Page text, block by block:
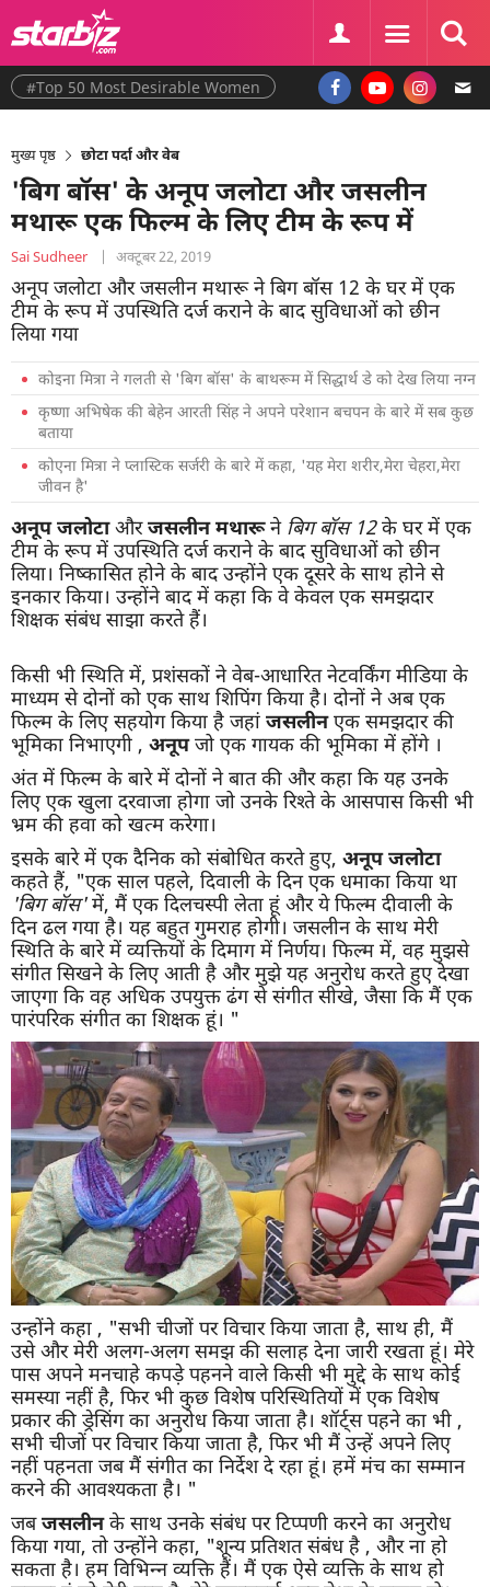
#Top 50 Most Desirable Women
मुख्य पृष्ठ छोटा पर्दा और वेब
'बिग बॉस' के अनूप जलोटा और जसलीन
मथारू एक फिल्म के लिए टीम के रूप में
Sai Sudheer | अक्टूबर 22, 2019
अनूप जलोटा और जसलीन मथारू ने बिग बॉस 12 के घर में एक
टीम के रूप में उपस्थिति दर्ज कराने के बाद सुविधाओं को छीन
लिया गया
कोइना मित्रा ने गलती से 'बिग बॉस' के बाथरूम में सिद्धार्थ डे को देख लिया नग्न
कृष्णा अभिषेक की बेहेन आरती सिंह ने अपने परेशान बचपन के बारे में सब कुछ
बताया
कोएना मित्रा ने प्लास्टिक सर्जरी के बारे में कहा, 'यह मेरा शरीर,मेरा चेहरा,मेरा
जीवन है'
अनूप जलोटाऔरजसलीन मथारूने बिग बॉस 12के घर में एक
टीम के रूप में उपस्थिति दर्ज कराने के बाद सुविधाओं को छीन
लिया। निष्कासित होने के बाद उन्होंने एक दूसरे के साथ होने से
इनकार किया। उन्होंने बाद में कहा कि वे केवल एक समझदार
शिक्षक संबंध साझा करते हैं।
किसी भी स्थिति में, प्रशंसकों ने वेब-आधारित नेटवर्किंग मीडिया के
माध्यम से दोनों को एक साथ शिपिंग किया है। दोनों ने अब एक
फिल्म के लिए सहयोग किया है जहां जसलीनएक समझदार की
भूमिका निभाएगी , अनूपजो एक गायक की भूमिका में होंगे ।
अंत में फिल्म के बारे में दोनों ने बात की और कहा कि यह उनके
लिए एक खुला दरवाजा होगा जो उनके रिश्ते के आसपास किसी भी
भ्रम की हवा को खत्म करेगा।
इसके बारे में एक दैनिक को संबोधित करते हुए, अनूप जलोटा
कहते हैं, "एक साल पहले, दिवाली के दिन एक धमाका किया था
'बिग बॉस'में, मैं एक दिलचस्पी लेता हूं और ये फिल्म दीवाली के
दिन ढल गया है। यह बहुत गुमराह होगी। जसलीन के साथ मेरी
स्थिति के बारे में व्यक्तियों के दिमाग में निर्णय। फिल्म में, वह मुझसे
संगीत सिखने के लिए आती है और मुझे यह अनुरोध करते हुए देखा
जाएगा कि वह अधिक उपयुक्त ढंग से संगीत सीखे, जैसा कि मैं एक
पारंपरिक संगीत का शिक्षक हूं। "
उन्होंने कहा , "सभी चीजों पर विचार किया जाता है, साथ ही, मैं
उसे और मेरी अलग-अलग समझ की सलाह देना जारी रखता हूं। मेरे
पास अपने मनचाहे कपड़े पहनने वाले किसी भी मुद्दे के साथ कोई
समस्या नहीं है, फिर भी कुछ विशेष परिस्थितियों में एक विशेष
प्रकार की ड्रेसिंग का अनुरोध किया जाता है। शॉर्ट्स पहने का भी ,
सभी चीजों पर विचार किया जाता है, फिर भी मैं उन्हें अपने लिए
नहीं पहनता जब मैं संगीत का निर्देश दे रहा हूं। हमें मंच का सम्मान
करने की आवश्यकता है। "
जबजसलीनके साथ उनके संबंध पर टिप्पणी करने का अनुरोध
किया गया, तो उन्होंने कहा, "शून्य प्रतिशत संबंध है , और ना हो
सकता है। हम विभिन्न व्यक्ति हैं। मैं एक ऐसे व्यक्ति के साथ हो